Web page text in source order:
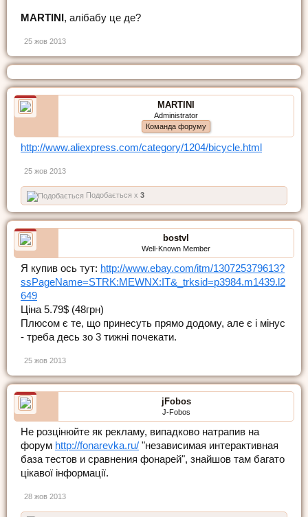
MARTINI , алібабу це де?
25 жов 2013
MARTINI
Administrator
Команда форуму
http://www.aliexpress.com/category/1204/bicycle.html
25 жов 2013
Подобається x 3
bostvl
Well-Known Member
Я купив ось тут: http://www.ebay.com/itm/130725379613?
ssPageName=STRK:MEWNX:IT&_trksid=p3984.m1439.l2
649
Ціна 5.79$ (48грн)
Плюсом є те, що принесуть прямо додому, але є і мінус
- треба десь зо 3 тижні почекати.
25 жов 2013
jFobos
J-Fobos
Не розцінюйте як рекламу, випадково натрапив на
форум http://fonarevka.ru/ "независимая интерактивная
база тестов и сравнения фонарей", знайшов там багато
цікавої інформації.
28 жов 2013